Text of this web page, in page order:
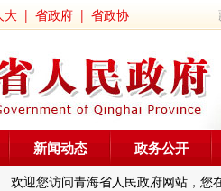
大 | 省政府 | 省政协
欢迎您访问青海省人民政府网站，您
新闻动态 政务公开